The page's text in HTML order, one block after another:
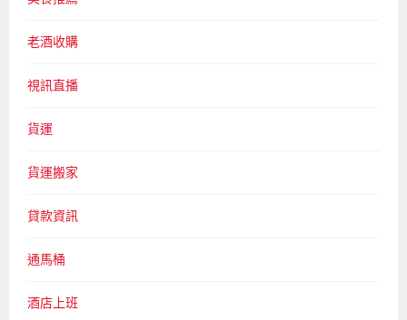
老酒收購
視訊直播
貨運
貨運搬家
貸款資訊
通馬桶
酒店上班